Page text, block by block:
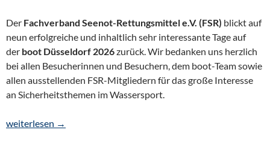
Der Fachverband Seenot-Rettungsmittel e.V. (FSR) blickt auf
neun erfolgreiche und inhaltlich sehr interessante Tage auf
der boot Düsseldorf 2026zurück. Wir bedanken uns herzlich
bei allen Besucherinnen und Besuchern, dem boot-Team sowie
allen ausstellenden FSR-Mitgliedern für das große Interesse
an Sicherheitsthemen im Wassersport.
boot Düsseldorf 2026 mit positivem Fazit – FSR zieht
weiterlesen →